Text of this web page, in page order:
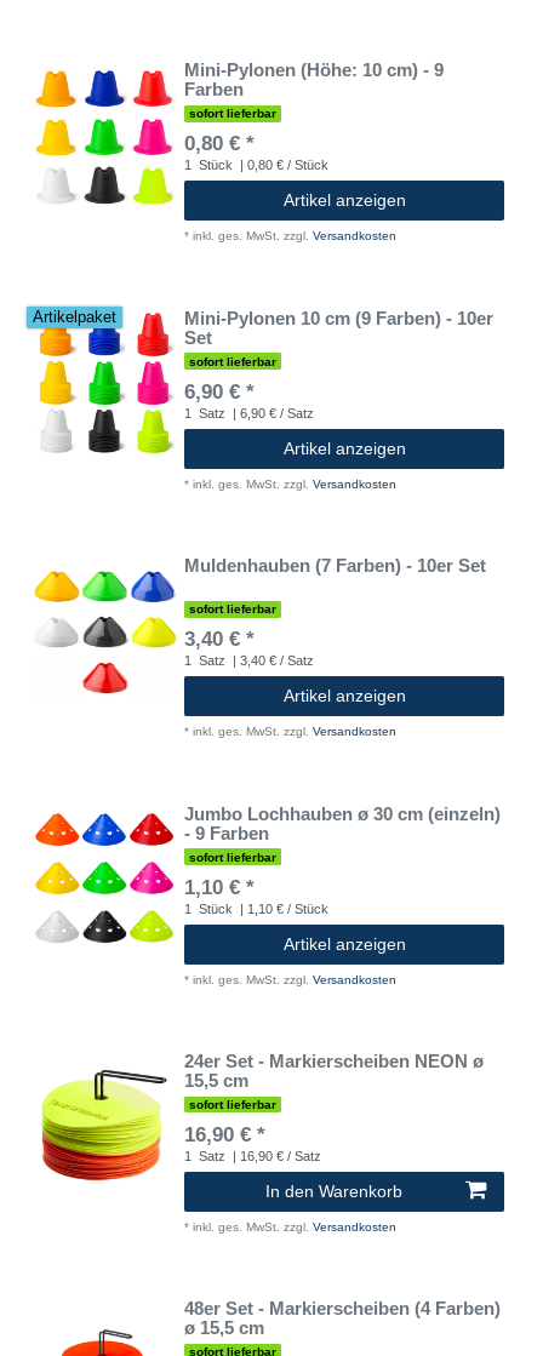
Mini-Pylonen (Höhe: 10 cm) - 9
Farben
sofort lieferbar
0,80 € *
1 Stück | 0,80 € / Stück
Artikel anzeigen
* inkl. ges. MwSt. zzgl. Versandkosten
Artikelpaket
Mini-Pylonen 10 cm (9 Farben) - 10er
Set
sofort lieferbar
6,90 € *
1 Satz | 6,90 € / Satz
Artikel anzeigen
* inkl. ges. MwSt. zzgl. Versandkosten
Muldenhauben (7 Farben) - 10er Set
sofort lieferbar
3,40 € *
1 Satz | 3,40 € / Satz
Artikel anzeigen
* inkl. ges. MwSt. zzgl. Versandkosten
Jumbo Lochhauben ø 30 cm (einzeln)
- 9 Farben
sofort lieferbar
1,10 € *
1 Stück | 1,10 € / Stück
Artikel anzeigen
* inkl. ges. MwSt. zzgl. Versandkosten
24er Set - Markierscheiben NEON ø
15,5 cm
sofort lieferbar
16,90 € *
1 Satz | 16,90 € / Satz
In den Warenkorb
* inkl. ges. MwSt. zzgl. Versandkosten
48er Set - Markierscheiben (4 Farben)
ø 15,5 cm
sofort lieferbar